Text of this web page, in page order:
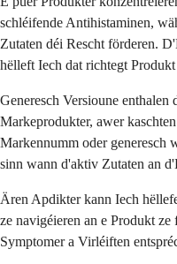
schléifende Antihistaminen,
Zutaten déi Rescht förderen.
hëlleft Iech dat richtegt
Generesch Versioune
Markeprodukter, awer
Markennumm oder
sinn wann d'aktiv Zutaten an
Ären Apdikter kann Iech
ze navigéieren an e Produkt
Symptomer a Virléiften